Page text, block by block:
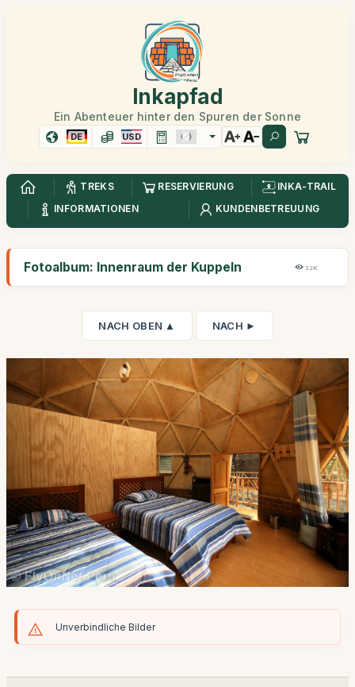
Inkapfad
Ein Abenteuer hinter den Spuren der Sonne
DE USD
TREKS RESERVIERUNG
INKA-TRAIL
INFORMATIONEN
KUNDENBETREUUNG
Fotoalbum: Innenraum der Kuppeln 32K
NACH OBEN ▲ NACH ►
Unverbindliche Bilder